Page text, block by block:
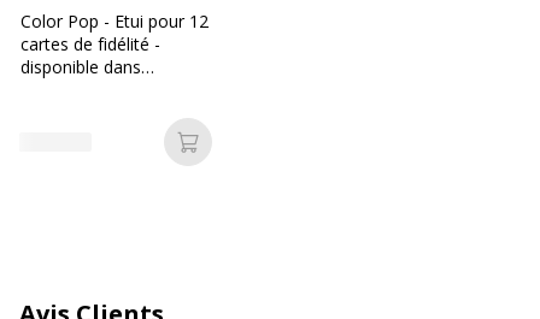
Color Pop - Etui pour 12
cartes de fidélité -
disponible dans
Ajouter au panier